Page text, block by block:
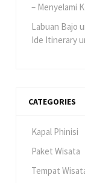
– Menyelami
Labuan Bajo
Ide Itinerary
CATEGORIES
Kapal Phinisi
Paket Wisata
Tempat